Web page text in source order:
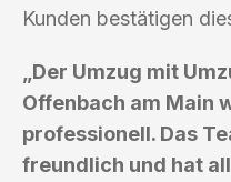
Kunden bestätigen
„Der Umzug mit
Offenbach am Main
professionell. Das
freundlich und hat